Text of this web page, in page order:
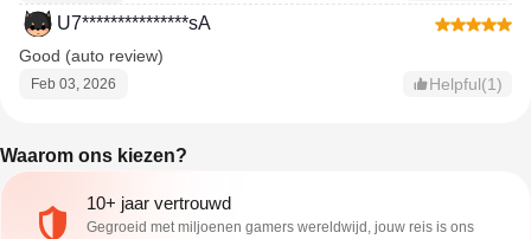
U7***************sA
Good (auto review)
Feb 03, 2026 Helpful(1)
Waarom ons kiezen?
10+ jaar vertrouwd
Gegroeid met miljoenen gamers wereldwijd, jouw reis is ons